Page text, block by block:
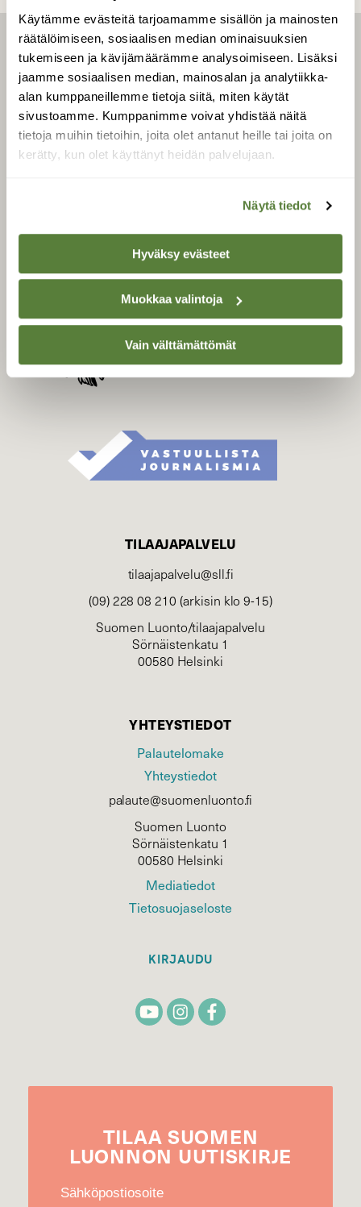
Käytämme evästeitä tarjoamamme sisällön ja mainosten
räätälöimiseen, sosiaalisen median ominaisuuksien
tukemiseen ja kävijämäärämme analysoimiseen. Lisäksi
jaamme sosiaalisen median, mainosalan ja analytiikka-
alan kumppaneillemme tietoja siitä, miten käytät
sivustoamme. Kumppanimme voivat yhdistää näitä
tietoja muihin tietoihin, joita olet antanut heille tai joita on
kerätty, kun olet käyttänyt heidän palvelujaan.
Näytä tiedot
Hyväksy evästeet
Muokkaa valintoja
Vain välttämättömät
LEHTI
Uusin lehti
Tilaa Suomen Luonto
Tilaa digilukuoikeus
Äänestä parasta juttua
SUOMEN LUONNON­
Suomen Luonto -lehden
kustantaja onSuomen
luonnonsuojelu­liitto.
TILAAJAPALVELU
tilaajapalvelu@sll.fi
(09) 228 08 210 (arkisin klo 9-15)
Suomen Luonto/tilaajapalvelu
Sörnäistenkatu 1
00580 Helsinki
YHTEYSTIEDOT
Palautelomake
Yhteystiedot
palaute@suomenluonto.fi
Suomen Luonto
Sörnäistenkatu 1
00580 Helsinki
Mediatiedot
Tietosuojaseloste
KIRJAUDU
TILAA SUOMEN
LUONNON UUTIS­KIRJE
Sähköpostiosoite